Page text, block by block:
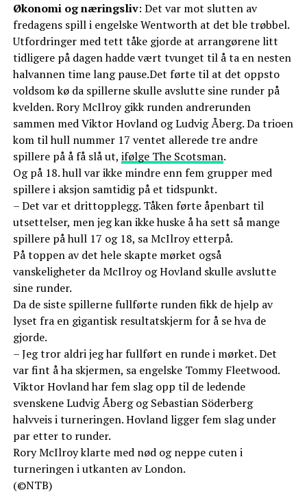
Økonomi og næringsliv: Det var mot slutten av
fredagens spill i engelske Wentworth at det ble trøbbel.
Utfordringer med tett tåke gjorde at arrangørene litt
tidligere på dagen hadde vært tvunget til å ta en nesten
halvannen time lang pause.Det førte til at det oppsto
voldsom kø da spillerne skulle avslutte sine runder på
kvelden. Rory McIlroy gikk runden andrerunden
sammen med Viktor Hovland og Ludvig Åberg. Da trioen
kom til hull nummer 17 ventet allerede tre andre
spillere på å få slå ut, ifølge The Scotsman.
Og på 18. hull var ikke mindre enn fem grupper med
spillere i aksjon samtidig på et tidspunkt.
– Det var et drittopplegg. Tåken førte åpenbart til
utsettelser, men jeg kan ikke huske å ha sett så mange
spillere på hull 17 og 18, sa McIlroy etterpå.
På toppen av det hele skapte mørket også
vanskeligheter da McIlroy og Hovland skulle avslutte
sine runder.
Da de siste spillerne fullførte runden fikk de hjelp av
lyset fra en gigantisk resultatskjerm for å se hva de
gjorde.
– Jeg tror aldri jeg har fullført en runde i mørket. Det
var fint å ha skjermen, sa engelske Tommy Fleetwood.
Viktor Hovland har fem slag opp til de ledende
svenskene Ludvig Åberg og Sebastian Söderberg
halvveis i turneringen. Hovland ligger fem slag under
par etter to runder.
Rory McIlroy klarte med nød og neppe cuten i
turneringen i utkanten av London.
(©NTB)